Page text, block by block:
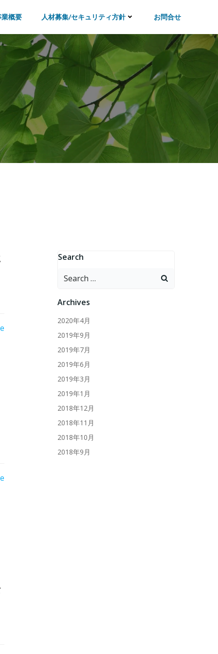
概要 人材募集/セキュリティ方針 お問合せ
Search
Search
Archives
2020年4月
2019年9月
2019年7月
2019年6月
2019年3月
2019年1月
2018年12月
2018年11月
2018年10月
2018年9月